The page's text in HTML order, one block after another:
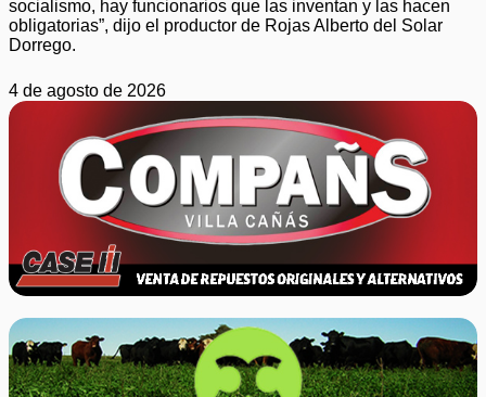
socialismo, hay funcionarios que las inventan y las hacen
obligatorias”, dijo el productor de Rojas Alberto del Solar
Dorrego.
4 de agosto de 2026